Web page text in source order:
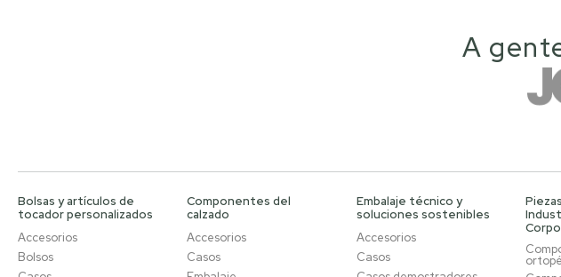
A
Bolsas y artículos de
tocador personalizados
Accesorios
Bolsos
Componentes del
calzado
Accesorios
Casos
Embalaje técnico y
soluciones sostenibles
Accesorios
Casos